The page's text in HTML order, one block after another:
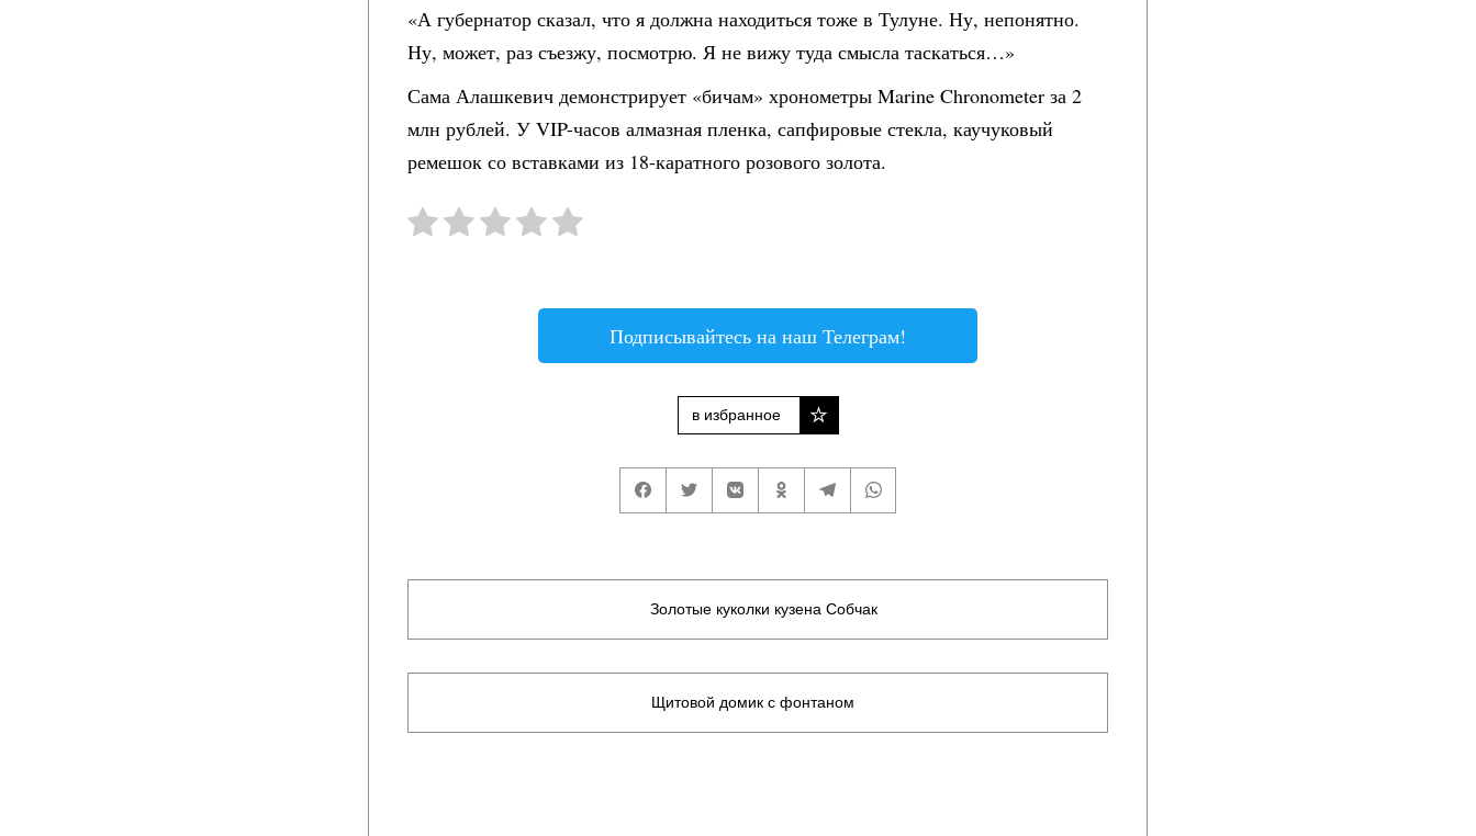
«А губернатор сказал, что я должна находиться тоже в Тулуне. Ну, непонятно.
Ну, может, раз съезжу, посмотрю. Я не вижу туда смысла таскаться…»
Сама Алашкевич демонстрирует «бичам» хронометры Marine Chronometer за 2
млн рублей. У VIP-часов алмазная пленка, сапфировые стекла, каучуковый
ремешок со вставками из 18-каратного розового золота.
Подписывайтесь на наш Телеграм!
в избранное
Золотые куколки кузена Собчак
Щитовой домик с фонтаном